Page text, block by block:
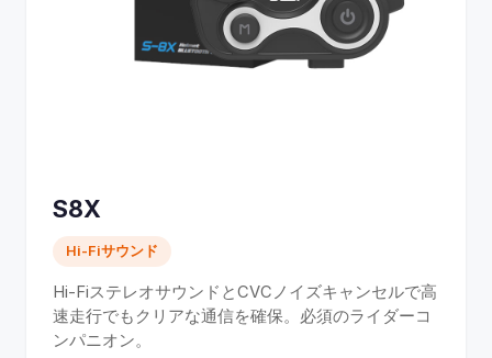
S8X
Hi-Fiサウンド
Hi-FiステレオサウンドとCVCノイズキャンセルで高
速走行でもクリアな通信を確保。必須のライダーコ
ンパニオン。